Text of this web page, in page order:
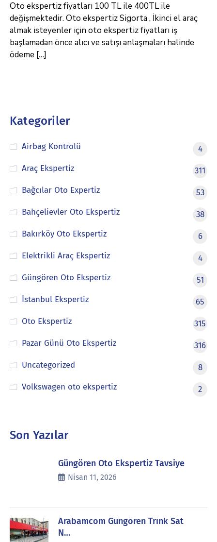
Oto ekspertiz fiyatları 100 TL ile 400TL ile
değişmektedir. Oto ekspertiz Sigorta , İkinci el araç
almak isteyenler için oto ekspertiz fiyatları iş
başlamadan önce alıcı ve satışı anlaşmaları halinde
ödeme […]
Kategoriler
Airbag Kontrolü
4
Araç Ekspertiz
311
Bağcılar Oto Expertiz
53
Bahçelievler Oto Ekspertiz
38
Bakırköy Oto Ekspertiz
6
Elektrikli Araç Ekspertiz
4
Güngören Oto Ekspertiz
51
İstanbul Ekspertiz
65
Oto Ekspertiz
315
Pazar Günü Oto Ekspertiz
316
Uncategorized
8
Volkswagen oto ekspertiz
2
Son Yazılar
Güngören Oto Ekspertiz Tavsiye
Nisan 11, 2026
Arabamcom Güngören Trink Sat
N…